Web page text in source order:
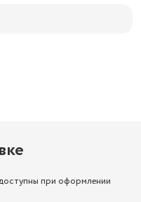
при оформлении